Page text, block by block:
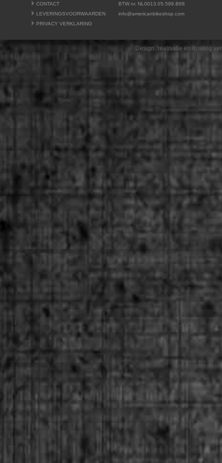
CONTACT
LEVERINGSVOORWAARDEN
PRIVACY VERKLARING
BTW nr. NL0013.05.599.B68
info@americanbikeshop.com
Design, realisatie en hosting